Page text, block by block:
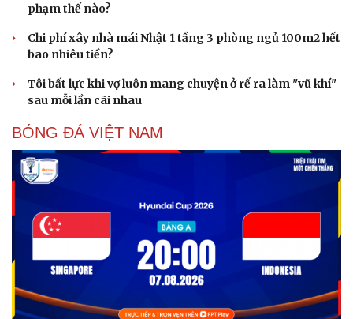
phạm thế nào?
Chi phí xây nhà mái Nhật 1 tầng 3 phòng ngủ 100m2 hết
bao nhiêu tiền?
Tôi bất lực khi vợ luôn mang chuyện ở rể ra làm "vũ khí"
sau mỗi lần cãi nhau
BÓNG ĐÁ VIỆT NAM